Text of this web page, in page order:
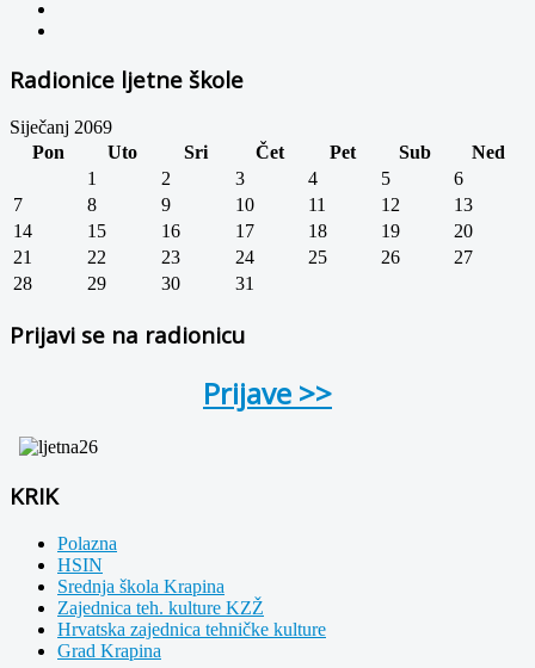
Radionice ljetne škole
Siječanj 2069
Pon
Uto Sri Čet Pet Sub
Ned
1
2 3 4 5
6
7
8 9 10 11 12
13
14
15 16 17 18 19
20
21
22 23 24 25 26
27
28
29 30 31
Prijavi se na radionicu
Prijave >>
KRIK
Polazna
HSIN
Srednja škola Krapina
Zajednica teh. kulture KZŽ
Hrvatska zajednica tehničke kulture
Grad Krapina